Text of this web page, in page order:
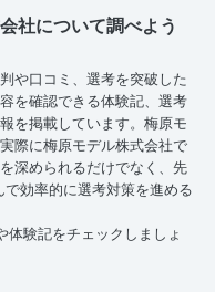
社について調べよう
や口コミ、選考を突破した
を確認できる体験記、選考
を掲載しています。梅原モ
際に梅原モデル株式会社で
深められるだけでなく、先
効率的に選考対策を進める
体験記をチェックしましょ